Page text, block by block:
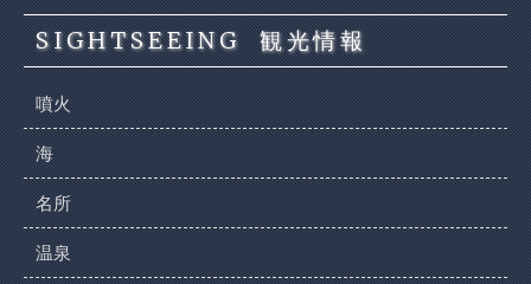
SIGHTSEEING 観光情報
噴火
海
名所
温泉